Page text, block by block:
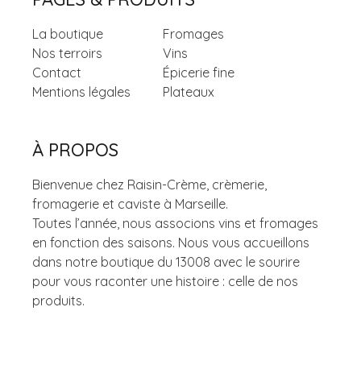
La boutique
Nos terroirs
Contact
Mentions légales
Fromages
Vins
Épicerie fine
Plateaux
À PROPOS
Bienvenue chez Raisin-Crème, crèmerie,
fromagerie et caviste à Marseille.
Toutes l’année, nous associons vins et fromages
en fonction des saisons. Nous vous accueillons
dans notre boutique du 13008 avec le sourire
pour vous raconter une histoire : celle de nos
produits.